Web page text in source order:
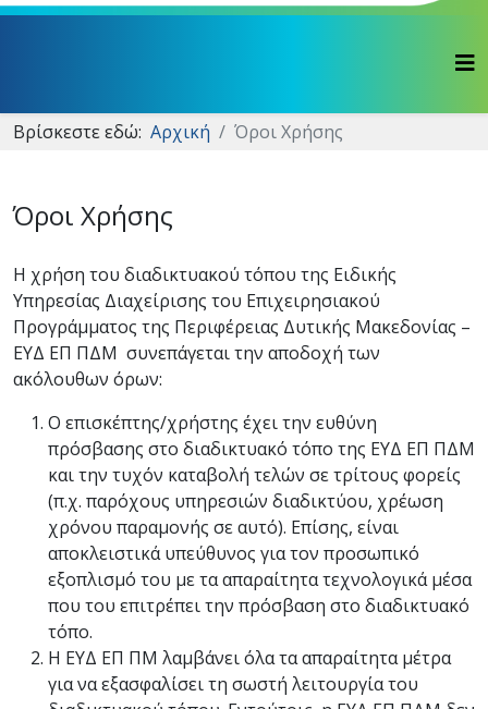
Βρίσκεστε εδώ: Αρχική Όροι Χρήσης
Όροι Χρήσης
Η χρήση του διαδικτυακού τόπου της Ειδικής
Υπηρεσίας Διαχείρισης του Επιχειρησιακού
Προγράμματος της Περιφέρειας Δυτικής Μακεδονίας –
ΕΥΔ ΕΠ ΠΔΜ συνεπάγεται την αποδοχή των
ακόλουθων όρων:
Ο επισκέπτης/χρήστης έχει την ευθύνη
πρόσβασης στο διαδικτυακό τόπο της ΕΥΔ ΕΠ ΠΔΜ
και την τυχόν καταβολή τελών σε τρίτους φορείς
(π.χ. παρόχους υπηρεσιών διαδικτύου, χρέωση
χρόνου παραμονής σε αυτό). Επίσης, είναι
αποκλειστικά υπεύθυνος για τον προσωπικό
εξοπλισμό του με τα απαραίτητα τεχνολογικά μέσα
που του επιτρέπει την πρόσβαση στο διαδικτυακό
τόπο.
Η ΕΥΔ ΕΠ ΠΜ λαμβάνει όλα τα απαραίτητα μέτρα
για να εξασφαλίσει τη σωστή λειτουργία του